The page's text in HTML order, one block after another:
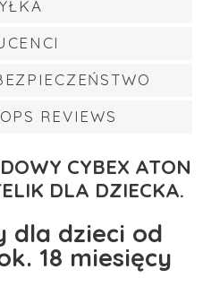
REVIEWS
CYBEX ATON
DLA DZIECKA.
dla dzieci od
18 miesięcy